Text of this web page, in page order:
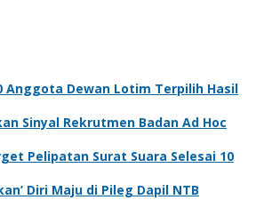
Anggota Dewan Lotim Terpilih Hasil
Sinyal Rekrutmen Badan Ad Hoc
Pelipatan Surat Suara Selesai 10
Diri Maju di Pileg Dapil NTB